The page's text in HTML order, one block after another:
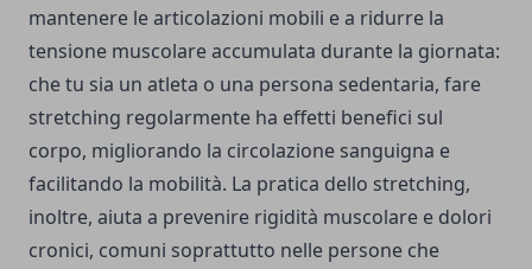
mantenere le articolazioni mobili e a ridurre la
tensione muscolare accumulata durante la giornata:
che tu sia un atleta o una persona sedentaria, fare
stretching regolarmente ha effetti benefici sul
corpo, migliorando la circolazione sanguigna e
facilitando la mobilità. La pratica dello stretching,
inoltre, aiuta a prevenire rigidità muscolare e dolori
cronici, comuni soprattutto nelle persone che